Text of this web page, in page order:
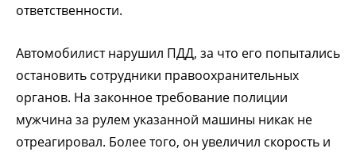
ответственности.
Автомобилист нарушил ПДД, за что его попытались
остановить сотрудники правоохранительных
органов. На законное требование полиции
мужчина за рулем указанной машины никак не
отреагировал. Более того, он увеличил скорость и